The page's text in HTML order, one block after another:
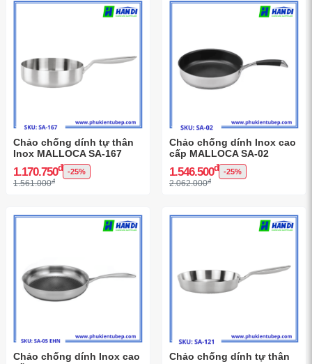
Chảo chống dính tự thân
Inox MALLOCA SA-167
1.170.750đ -25%
1.561.000đ
Chảo chống dính Inox cao
cấp MALLOCA SA-02
1.546.500đ -25%
2.062.000đ
Chảo chống dính Inox cao
Chảo chống dính tự thân